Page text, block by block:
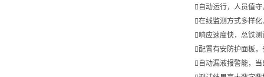
自动运行，人员值
在线监测方式多样
响应速度快，总铁
配置有安防护面板，
自动漏液报警能，